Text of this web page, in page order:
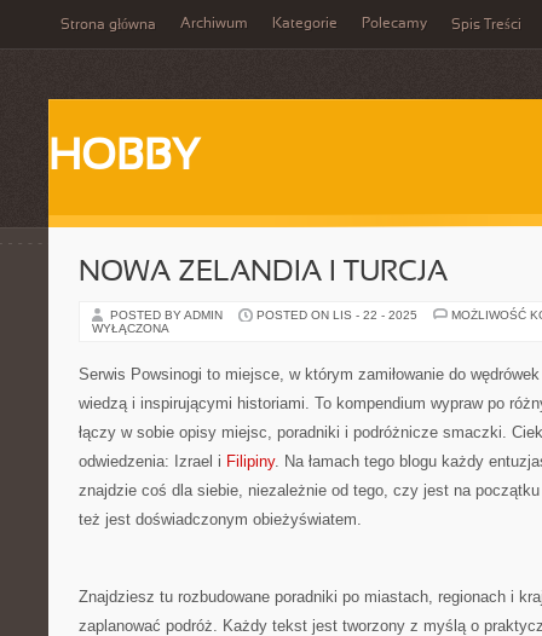
Strona główna Archiwum Kategorie Polecamy Spis Treści
HOBBY
NOWA ZELANDIA I TURCJA
POSTED BY ADMIN POSTED ON LIS - 22 - 2025
MOŻLIWOŚĆ
WYŁĄCZONA
Serwis Powsinogi to miejsce, w którym zamiłowanie do
wiedzą i inspirującymi historiami. To kompendium wypraw po
łączy w sobie opisy miejsc, poradniki i podróżnicze smaczki.
odwiedzenia: Izrael i Filipiny. Na łamach tego blogu każdy
znajdzie coś dla siebie, niezależnie od tego, czy jest na
też jest doświadczonym obieżyświatem.
Znajdziesz tu rozbudowane poradniki po miastach, regionach i
zaplanować podróż. Każdy tekst jest tworzony z myślą o